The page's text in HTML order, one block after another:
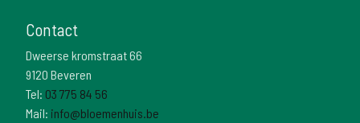
Contact
Dweerse kromstraat 66
9120 Beveren
Tel: 03 775 84 56
Mail: info@bloemenhuis.be